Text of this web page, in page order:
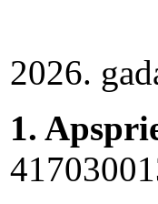
2026.
1.